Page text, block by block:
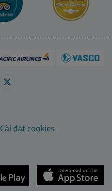
Cài đặt cookies